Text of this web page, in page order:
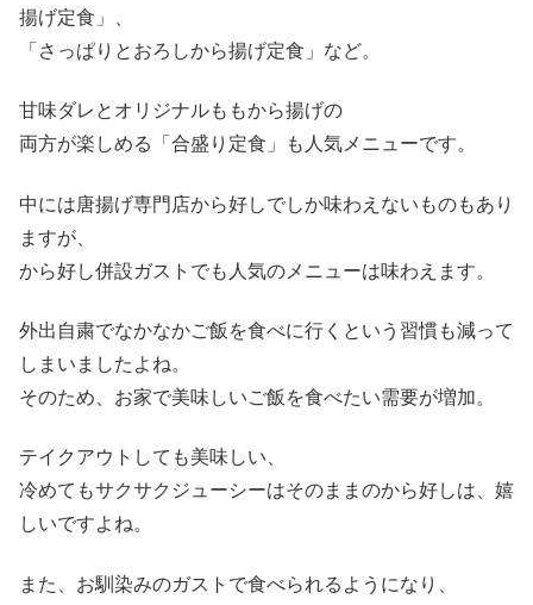
揚げ定食」、
「さっぱりとおろしから揚げ定食」など。
甘味ダレとオリジナルももから揚げの
両方が楽しめる「合盛り定食」も人気メニューです。
中には唐揚げ専門店から好しでしか味わえないものもあり
ますが、
から好し併設ガストでも人気のメニューは味わえます。
外出自粛でなかなかご飯を食べに行くという習慣も減って
しまいましたよね。
そのため、お家で美味しいご飯を食べたい需要が増加。
テイクアウトしても美味しい、
冷めてもサクサクジューシーはそのままのから好しは、嬉
しいですよね。
また、お馴染みのガストで食べられるようになり、